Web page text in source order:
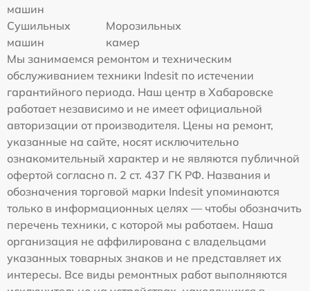
машин
Сушильных
машин
Морозильных
камер
Мы занимаемся ремонтом и техническим
обслуживанием техники Indesit по истечении
гарантийного периода. Наш центр в Хабаровске
работает независимо и не имеет официальной
авторизации от производителя. Цены на ремонт,
указанные на сайте, носят исключительно
ознакомительный характер и не являются публичной
офертой согласно п. 2 ст. 437 ГК РФ. Названия и
обозначения торговой марки Indesit упоминаются
только в информационных целях — чтобы обозначить
перечень техники, с которой мы работаем. Наша
организация не аффилирована с владельцами
указанных товарных знаков и не представляет их
интересы. Все виды ремонтных работ выполняются